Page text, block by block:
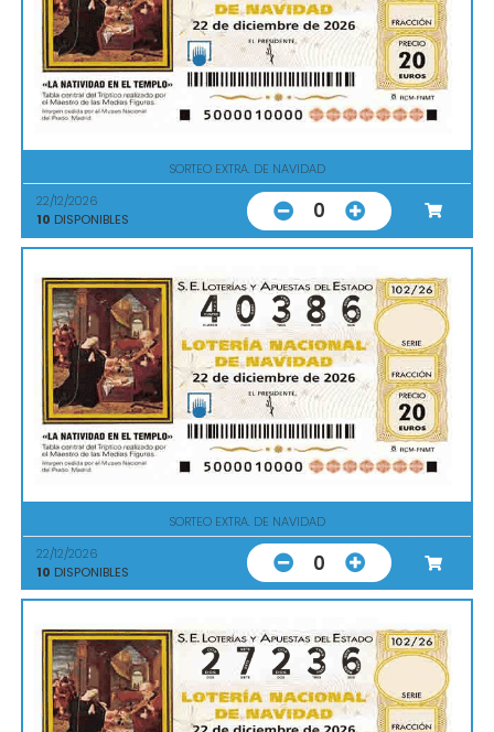
SORTEO EXTRA. DE NAVIDAD
22/12/2026
10 DISPONIBLES 0
SORTEO EXTRA. DE NAVIDAD
22/12/2026
10 DISPONIBLES 0